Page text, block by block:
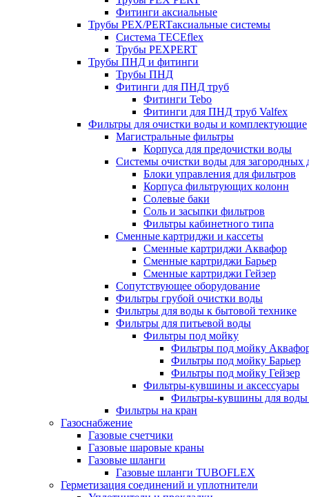
Фитинги аксиальные
Трубы PEX/PERTаксиальные системы
Система TECEflex
Трубы PEXPERT
Трубы ПНД и фитинги
Трубы ПНД
Фитинги для ПНД труб
Фитинги Tebo
Фитинги для ПНД труб Valfex
Фильтры для очистки воды и комплектующие
Магистральные фильтры
Корпуса для предочистки воды
Системы очистки воды для загородных
Блоки управления для фильтров
Корпуса фильтрующих колонн
Солевые баки
Соль и засыпки фильтров
Фильтры кабинетного типа
Сменные картриджи и кассеты
Сменные картриджи Аквафор
Сменные картриджи Барьер
Сменные картриджи Гейзер
Сопутствующее оборудование
Фильтры грубой очистки воды
Фильтры для воды к бытовой технике
Фильтры для питьевой воды
Фильтры под мойку
Фильтры под мойку
Фильтры под мойку Барьер
Фильтры под мойку Гейзер
Фильтры-кувшины и аксессуары
Фильтры-кувшины для
Фильтры на кран
Газоснабжение
Газовые счетчики
Газовые шаровые краны
Газовые шланги
Газовые шланги TUBOFLEX
Герметизация соединений и уплотнители